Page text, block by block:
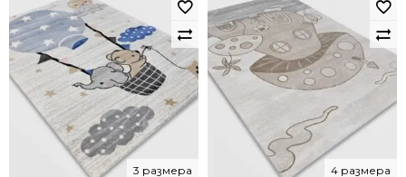
3 размера 4 размера